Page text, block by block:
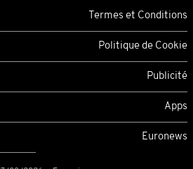
Termes et Conditions
Politique de Cookie
Publicité
Apps
Euronews